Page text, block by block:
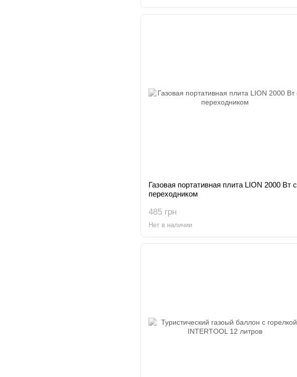
Газовая портативная плита LION 2000 Вт с
переходником
485 грн
Нет в наличии